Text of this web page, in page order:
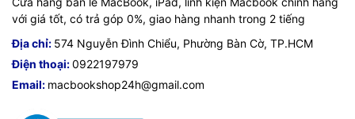
với giá tốt, có trả góp 0%, giao hàng nhanh trong 2 tiếng
Địa chỉ: 574 Nguyễn Đình Chiểu, Phường Bàn Cờ, TP.HCM
Điện thoại:0922197979
Email: macbookshop24h@gmail.com